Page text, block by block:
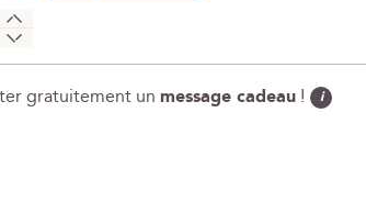
+
-
gratuitement un message cadeau ! i